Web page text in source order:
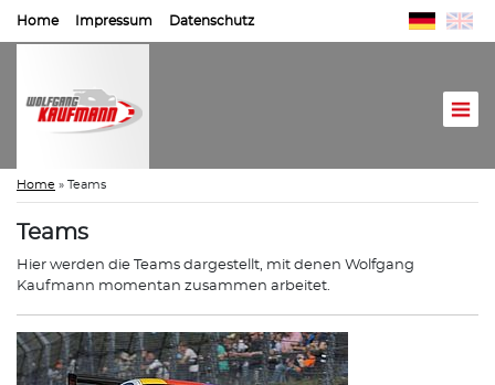
Home Impressum Datenschutz
Home » Teams
Teams
Hier werden die Teams dargestellt, mit denen Wolfgang
Kaufmann momentan zusammen arbeitet.